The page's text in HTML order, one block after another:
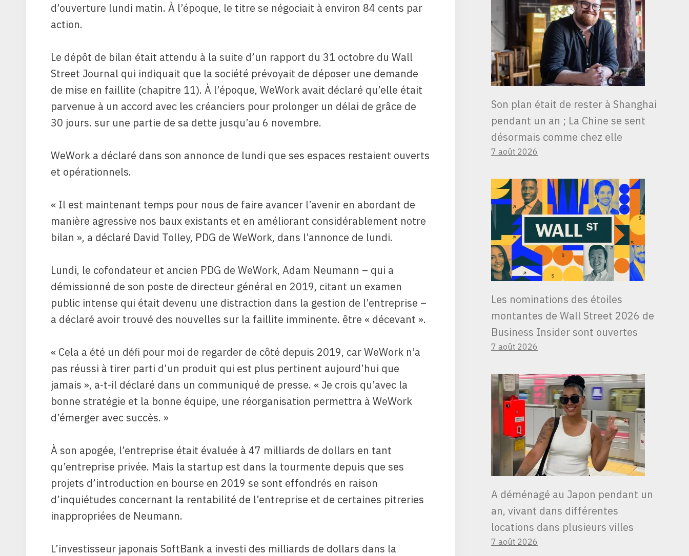
d’ouverture lundi matin. À l’époque, le titre se négociait à environ 84 cents par
action.
Le dépôt de bilan était attendu à la suite d’un rapport du 31 octobre du Wall
Street Journal qui indiquait que la société prévoyait de déposer une demande
de mise en faillite (chapitre 11). À l’époque, WeWork avait déclaré qu’elle était
parvenue à un accord avec les créanciers pour prolonger un délai de grâce de
30 jours. sur une partie de sa dette jusqu’au 6 novembre.
WeWork a déclaré dans son annonce de lundi que ses espaces restaient ouverts
et opérationnels.
« Il est maintenant temps pour nous de faire avancer l’avenir en abordant de
manière agressive nos baux existants et en améliorant considérablement notre
bilan », a déclaré David Tolley, PDG de WeWork, dans l’annonce de lundi.
Lundi, le cofondateur et ancien PDG de WeWork, Adam Neumann – qui a
démissionné de son poste de directeur général en 2019, citant un examen
public intense qui était devenu une distraction dans la gestion de l’entreprise –
a déclaré avoir trouvé des nouvelles sur la faillite imminente. être « décevant ».
« Cela a été un défi pour moi de regarder de côté depuis 2019, car WeWork n’a
pas réussi à tirer parti d’un produit qui est plus pertinent aujourd’hui que
jamais », a-t-il déclaré dans un communiqué de presse. « Je crois qu’avec la
bonne stratégie et la bonne équipe, une réorganisation permettra à WeWork
d’émerger avec succès. »
À son apogée, l’entreprise était évaluée à 47 milliards de dollars en tant
qu’entreprise privée. Mais la startup est dans la tourmente depuis que ses
projets d’introduction en bourse en 2019 se sont effondrés en raison
d’inquiétudes concernant la rentabilité de l’entreprise et de certaines pitreries
inappropriées de Neumann.
L’investisseur japonais SoftBank a investi des milliards de dollars dans la
Son plan était de rester à Shanghai
pendant un an ; La Chine se sent
désormais comme chez elle
7 août 2026
Les nominations des étoiles
montantes de Wall Street 2026 de
Business Insider sont ouvertes
7 août 2026
A déménagé au Japon pendant un
an, vivant dans différentes
locations dans plusieurs villes
7 août 2026